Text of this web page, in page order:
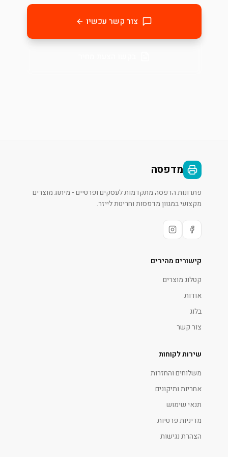
צור קשר עכשיו
מדפסה
פתרונות הדפסה מתקדמות לעסקים ופרטיים - מיתוג מוצרים
מקצועי במגוון מדפסות וחריטת לייזר.
קישורים מהירים
קטלוג מוצרים
אודות
בלוג
צור קשר
שירות לקוחות
משלוחים והחזרות
אחריות ותיקונים
תנאי שימוש
מדיניות פרטיות
הצהרת נגישות